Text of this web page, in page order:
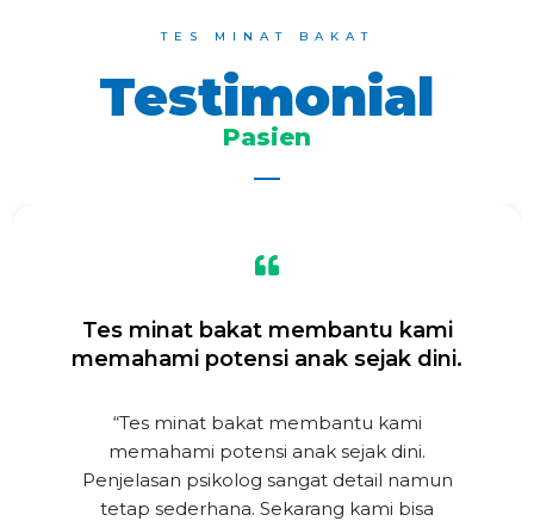
TES MINAT BAKAT
Testimonial
Pasien
Tes minat bakat membantu kami
memahami potensi anak sejak dini.
“Tes minat bakat membantu kami
memahami potensi anak sejak dini.
Penjelasan psikolog sangat detail namun
tetap sederhana. Sekarang kami bisa